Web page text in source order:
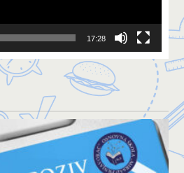
17:28